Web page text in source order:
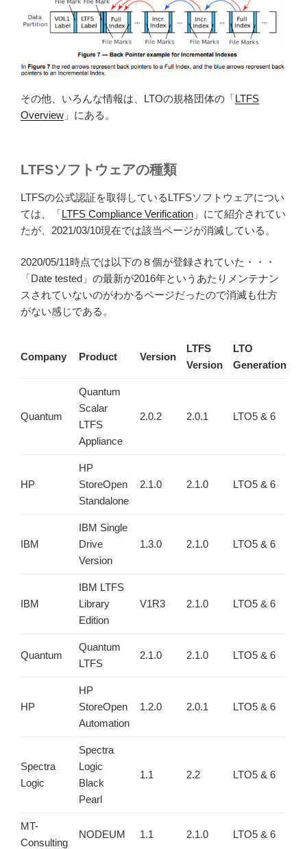
その他、いろんな情報は、LTOの規格団体の「LTFS
Overview 」にある。
LTFSソフトウェアの種類
LTFSの公式認証を取得しているLTFSソフトウェアについ
ては、「LTFS Compliance Verification 」にて紹介されてい
たが、2021/03/10現在では該当ページが消滅している。
2020/05/11時点では以下の８個が登録されていた・・・
「Date tested」の最新が2016年というあたりメンテナン
スされていないのがわかるページだったので消滅も仕方
がない感じである。
Company Product Version
LTFS
Version
LTO
Generation
Quantum
Quantum
Scalar
LTFS
Appliance
2.0.2 2.0.1 LTO5 & 6
HP
HP
StoreOpen
Standalone
2.1.0 2.1.0 LTO5 & 6
IBM
IBM Single
Drive
Version
1.3.0 2.1.0 LTO5 & 6
IBM
IBM LTFS
Library
Edition
V1R3 2.1.0 LTO5 & 6
Quantum
Quantum
LTFS
2.1.0 2.1.0 LTO5 & 6
HP
HP
StoreOpen
Automation
1.2.0 2.0.1 LTO5 & 6
Spectra
Logic
Spectra
Logic
Black
Pearl
1.1 2.2 LTO5 & 6
MT-
Consulting
NODEUM 1.1 2.1.0 LTO5 & 6